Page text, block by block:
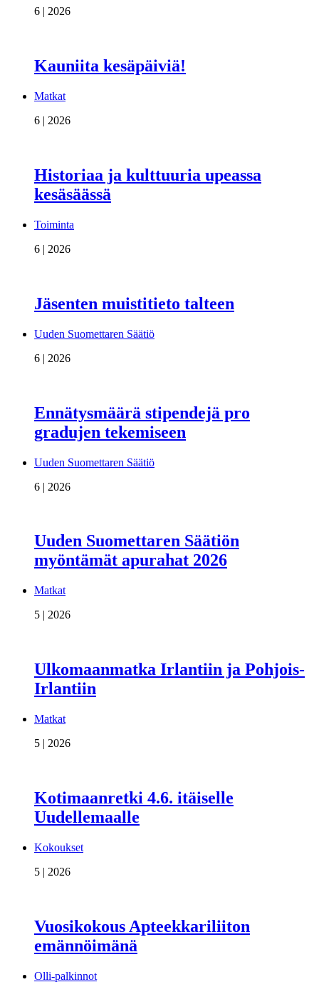
6 | 2026
Kauniita kesäpäiviä!
Matkat
6 | 2026
Historiaa ja kulttuuria upeassa
kesäsäässä
Toiminta
6 | 2026
Jäsenten muistitieto talteen
Uuden Suomettaren Säätiö
6 | 2026
Ennätysmäärä stipendejä pro
gradujen tekemiseen
Uuden Suomettaren Säätiö
6 | 2026
Uuden Suomettaren Säätiön
myöntämät apurahat 2026
Matkat
5 | 2026
Ulkomaanmatka Irlantiin ja Pohjois-
Irlantiin
Matkat
5 | 2026
Kotimaanretki 4.6. itäiselle
Uudellemaalle
Kokoukset
5 | 2026
Vuosikokous Apteekkariliiton
emännöimänä
Olli-palkinnot